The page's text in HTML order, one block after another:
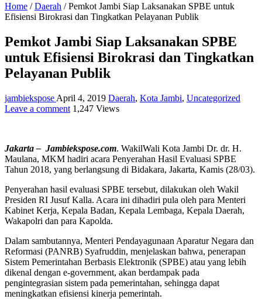
Home / Daerah / Pemkot Jambi Siap Laksanakan SPBE untuk
Efisiensi Birokrasi dan Tingkatkan Pelayanan Publik
Pemkot Jambi Siap Laksanakan SPBE
untuk Efisiensi Birokrasi dan Tingkatkan
Pelayanan Publik
jambiekspose April 4, 2019 Daerah, Kota Jambi, Uncategorized
Leave a comment 1,247 Views
Jakarta – Jambiekspose.com. WakilWali Kota Jambi Dr. dr. H.
Maulana, MKM hadiri acara Penyerahan Hasil Evaluasi SPBE
Tahun 2018, yang berlangsung di Bidakara, Jakarta, Kamis (28/03).
Penyerahan hasil evaluasi SPBE tersebut, dilakukan oleh Wakil
Presiden RI Jusuf Kalla. Acara ini dihadiri pula oleh para Menteri
Kabinet Kerja, Kepala Badan, Kepala Lembaga, Kepala Daerah,
Wakapolri dan para Kapolda.
Dalam sambutannya, Menteri Pendayagunaan Aparatur Negara dan
Reformasi (PANRB) Syafruddin, menjelaskan bahwa, penerapan
Sistem Pemerintahan Berbasis Elektronik (SPBE) atau yang lebih
dikenal dengan e-government, akan berdampak pada
pengintegrasian sistem pada pemerintahan, sehingga dapat
meningkatkan efisiensi kinerja pemerintah.